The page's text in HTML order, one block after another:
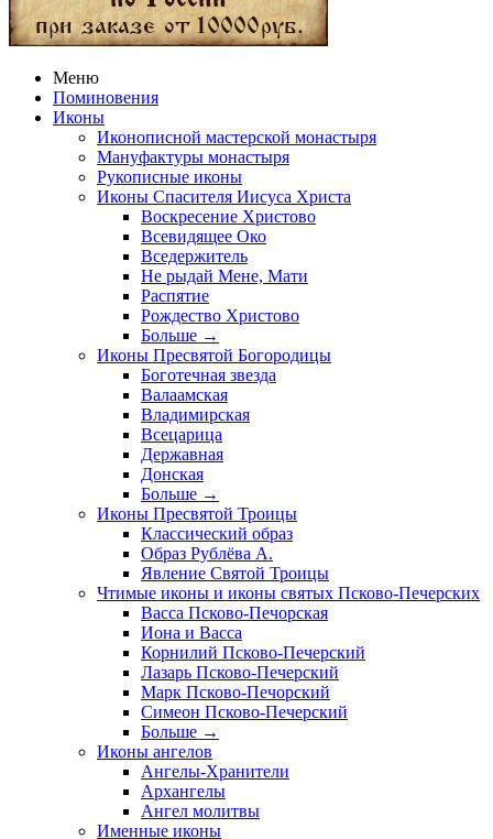
Меню
Поминовения
Иконы
Иконописной мастерской монастыря
Мануфактуры монастыря
Рукописные иконы
Иконы Спасителя Иисуса Христа
Воскресение Христово
Всевидящее Око
Вседержитель
Не рыдай Мене, Мати
Распятие
Рождество Христово
Больше →
Иконы Пресвятой Богородицы
Боготечная звезда
Валаамская
Владимирская
Всецарица
Державная
Донская
Больше →
Иконы Пресвятой Троицы
Классический образ
Образ Рублёва А.
Явление Святой Троицы
Чтимые иконы и иконы святых Псково-Печерских
Васса Псково-Печорская
Иона и Васса
Корнилий Псково-Печерский
Лазарь Псково-Печерский
Марк Псково-Печорский
Симеон Псково-Печерский
Больше →
Иконы ангелов
Ангелы-Хранители
Архангелы
Ангел молитвы
Именные иконы